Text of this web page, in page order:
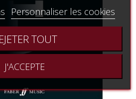
Personnaliser les cookies
TOUT
J'ACCEPTE